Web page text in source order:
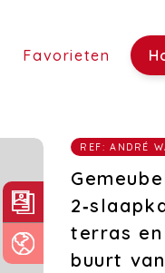
Favorieten
REF: ANDRÉ
terras
buurt